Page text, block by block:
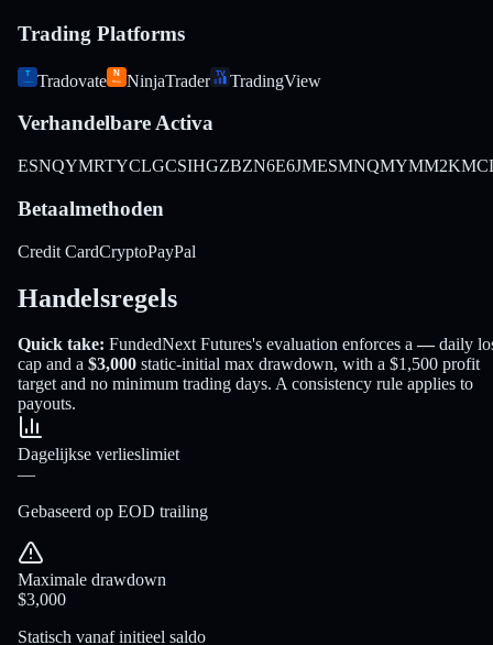
Trading Platforms
Tradovate NinjaTrader TradingView
Verhandelbare Activa
ESNQYMRTYCLGCSIHGZBZN6E6JMESMNQMYMM2K
Betaalmethoden
Credit CardCryptoPayPal
Handelsregels
Quick take: FundedNext Futures's evaluation enforces a —daily
cap and a $3,000 static-initial max drawdown, with a $1,500 profit
targetand no minimum trading days. A consistency rule applies to
payouts.
Dagelijkse verlieslimiet
—
Gebaseerd op EOD trailing
Maximale drawdown
$3,000
Statisch vanaf initieel saldo